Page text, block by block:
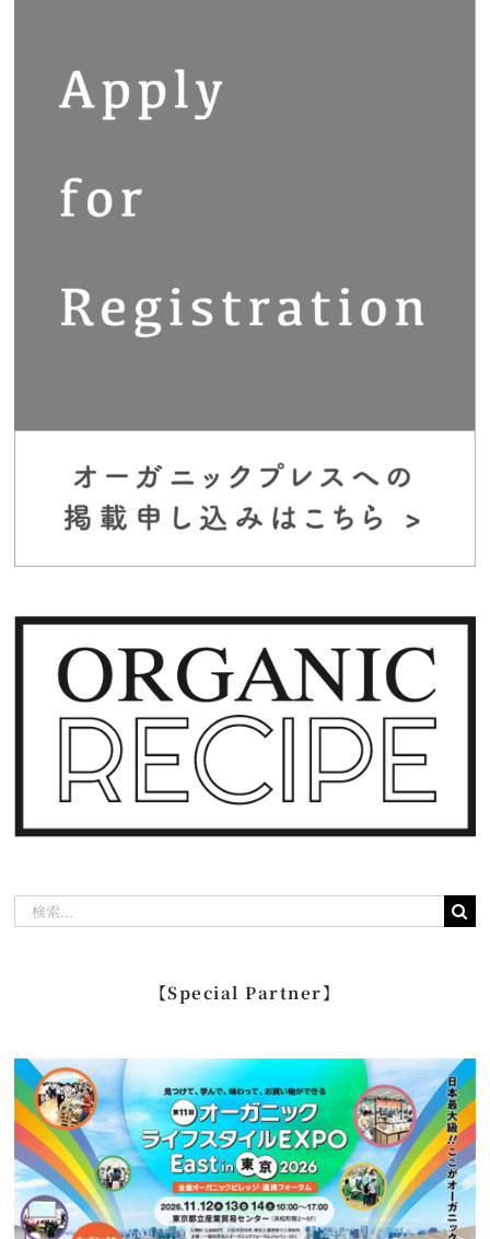
【Special Partner】